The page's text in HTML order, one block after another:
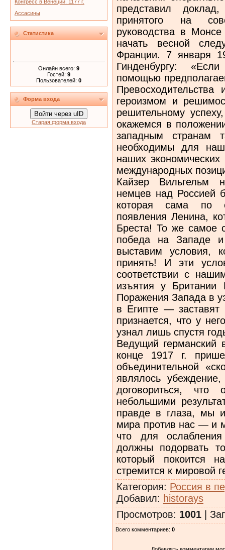
Конгресс в Венеции. 1177 г.
Ассасины
Статистика
Онлайн всего: 9
Гостей: 9
Пользователей: 0
Форма входа
Войти через uID
Старая форма входа
представил
принятого на
руководства в
начать весной
Франции. 7 января
Гинденбургу:
помощью
героизмом и
решительному
окажемся в
западным странам
необходимы для
наших
международных
Кайзер Вильгельм
немцев над Россией
которая сама по
появления Ленина,
Бреста! То же самое
победа на Западе
выставим условия,
принять! И эти
соответствии с
изъятия у Британии
Поражения Запада в
в Египте — заставят
признается, что у
узнал лишь спустя
Ведущий германский
конце 1917 г.
объединительной
являлось
договориться, что
небольшими
правде в глаза, мы
мира против нас — и
что для
должны подорвать
который покоится
стремится к мировой
Категория: Россия в
Добавил: historays
Просмотров: 1001 |
Всего комментариев: 0